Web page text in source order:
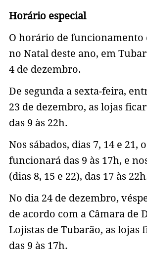
Horário especial
O horário de funcionamento
no Natal deste ano, em
4 de dezembro.
De segunda a sexta-feira,
23 de dezembro, as lojas
das 9 às 22h.
Nos sábados, dias 7, 14 e 21,
funcionará das 9 às 17h, e
(dias 8, 15 e 22), das 17 às
No dia 24 de dezembro,
de acordo com a Câmara de
Lojistas de Tubarão, as lojas
das 9 às 17h.